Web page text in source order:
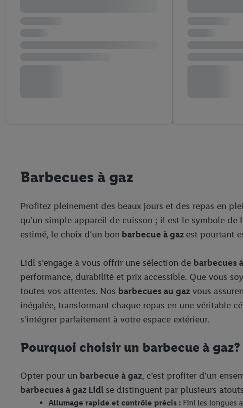
Barbecues à gaz
Profitez pleinement des beaux jours et des repas en
qu'un simple appareil de cuisson ; il est le symbole de
estimé, le choix d'un bon barbecue à gaz est pourtant
Lidl s'engage à vous offrir une sélection de barbecues
performance, durabilité et prix accessible. Que vous
toutes vos attentes. Nos barbecues au gaz vous
inégalée, transformant chaque repas en une véritable
s'intégrer parfaitement à votre espace extérieur.
Pourquoi choisir un barbecue à gaz?
Opter pour un barbecue à gaz, c'est profiter d'un
barbecues à gaz Lidl se distinguent par plusieurs
Allumage rapide et contrôle précis : Fini les longues